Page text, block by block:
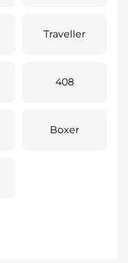
Traveller
408
Boxer